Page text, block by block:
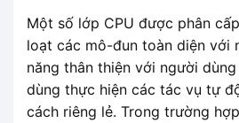
Một số lớp CPU được phân
loạt các mô-đun toàn diện với
năng thân thiện với người
dùng thực hiện các tác vụ tự
cách riêng lẻ. Trong trường